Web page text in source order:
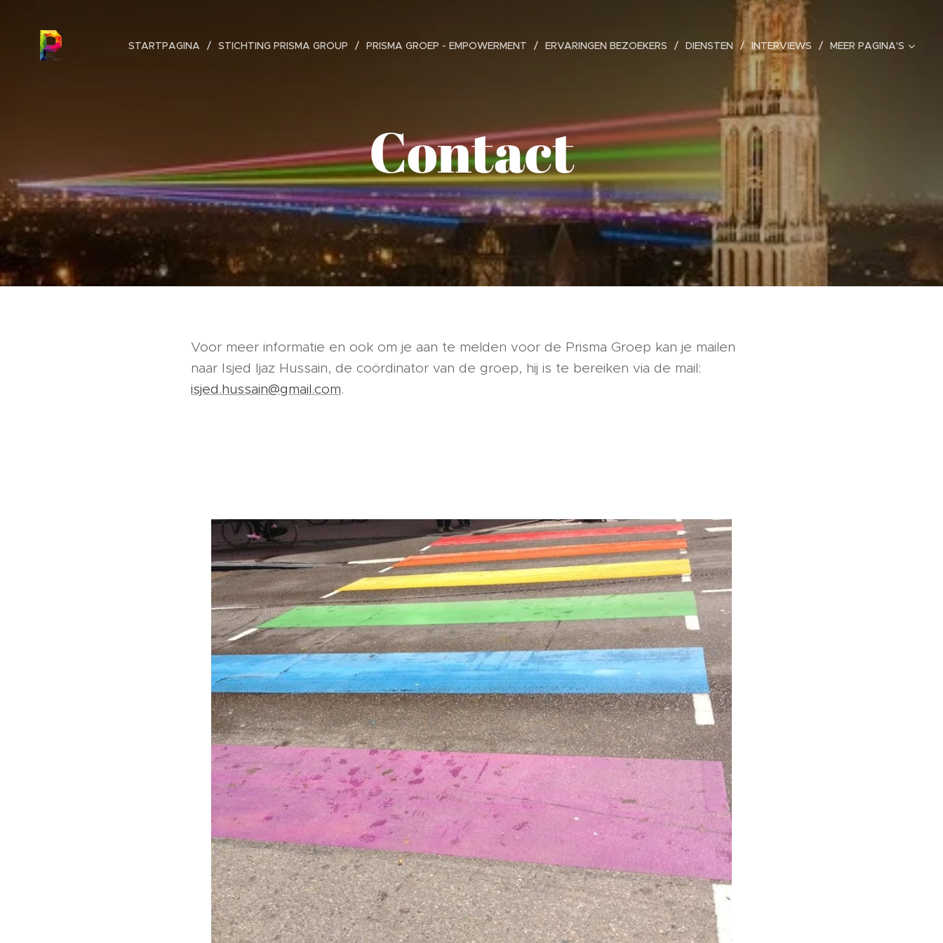
STARTPAGINA STICHTING PRISMA GROUP PRISMA GROEP - EMPOWERMENT ERVARINGEN BEZOEKERS DIENSTEN INTERVIEWS MEER PAGINA'S
Contact
Voor meer informatie en ook om je aan te melden voor de Prisma Groep kan je mailen
naar Isjed Ijaz Hussain, de coördinator van de groep, hij is te bereiken via de mail:
isjed.hussain@gmail.com.